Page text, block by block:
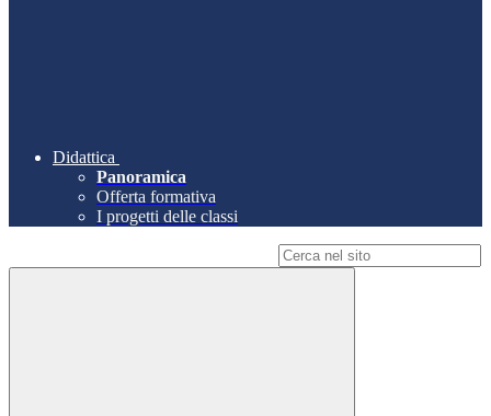
Didattica
Panoramica
Offerta formativa
I progetti delle classi